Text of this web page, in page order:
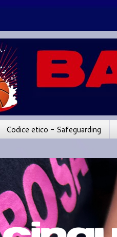
Codice etico - Safeguarding